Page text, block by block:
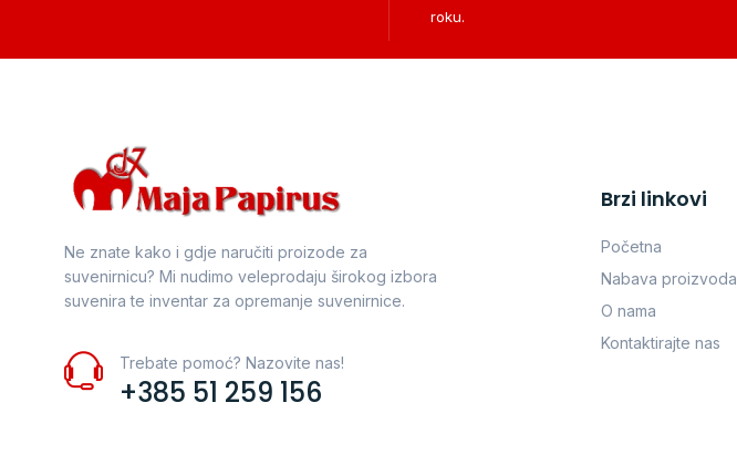
roku.
Ne znate kako i gdje naručiti proizode za
suvenirnicu? Mi nudimo veleprodaju širokog izbora
suvenira te inventar za opremanje suvenirnice.
Trebate pomoć? Nazovite nas!
+385 51 259 156
Brzi linkovi
Početna
Nabava proizvoda
O nama
Kontaktirajte nas